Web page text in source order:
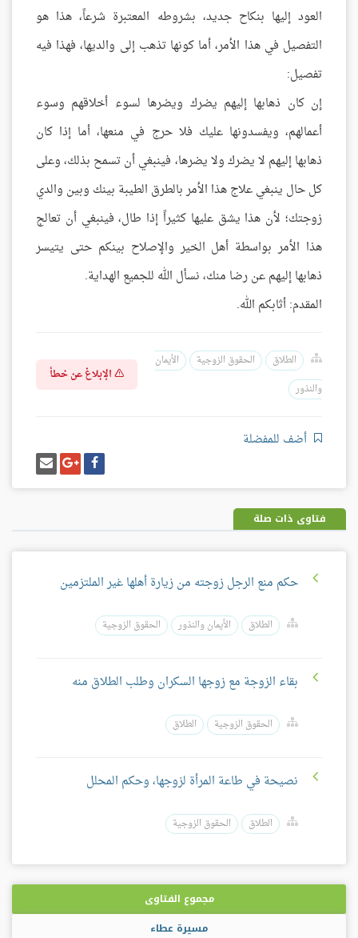
العود إليها بنكاح جديد، بشروطه المعتبرة شرعاً، هذا هو
التفصيل في هذا الأمر، أما كونها تذهب إلى والديها، فهذا فيه
تفصيل:
إن كان ذهابها إليهم يضرك ويضرها لسوء أخلاقهم وسوء
أعمالهم، ويفسدونها عليك فلا حرج في منعها، أما إذا كان
ذهابها إليهم لا يضرك ولا يضرها، فينبغي أن تسمح بذلك، وعلى
كل حال ينبغي علاج هذا الأمر بالطرق الطيبة بينك وبين والدي
زوجتك؛ لأن هذا يشق عليها كثيراً إذا طال، فينبغي أن تعالج
هذا الأمر بواسطة أهل الخير والإصلاح بينكم حتى يتيسر
ذهابها إليهم عن رضا منك، نسأل الله للجميع الهداية.
المقدم: أثابكم الله.
الطلاق الحقوق الزوجية
الأيمان
والنذور
الإبلاغ عن خطأ
أضف للمفضلة
شارك
على
فيسبوك
شارك
على
غوغل
بلس
إرسل
إيميل
فتاوى ذات صلة
حكم منع الرجل زوجته من زيارة أهلها غير الملتزمين
الطلاق الأيمان والنذور الحقوق الزوجية
بقاء الزوجة مع زوجها السكران وطلب الطلاق منه
الحقوق الزوجية الطلاق
نصيحة في طاعة المرأة لزوجها، وحكم المحلل
الطلاق الحقوق الزوجية
مجموع الفتاوى
مسيرة عطاء